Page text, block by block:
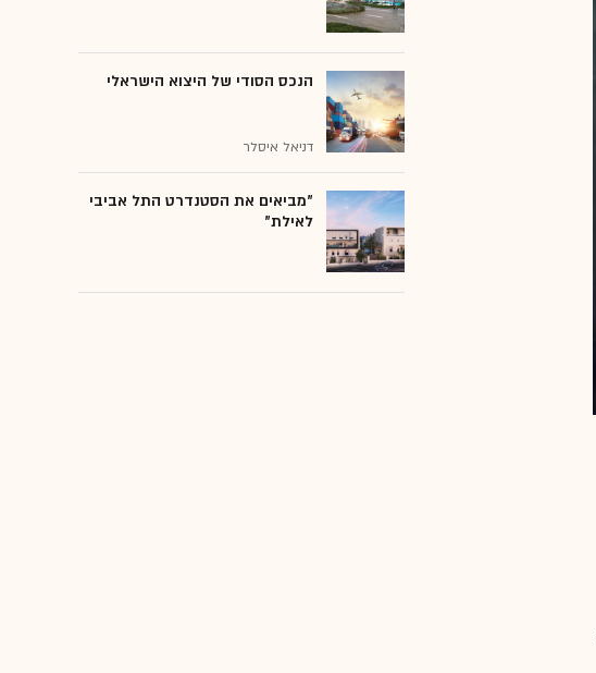
הנכס הסודי של היצוא הישראלי
דניאל איסלר
"מביאים את הסטנדרט התל אביבי
לאילת"